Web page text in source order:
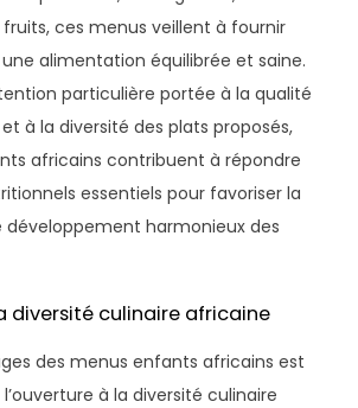
ces menus veillent à fournir
alimentation équilibrée et saine.
particulière portée à la qualité
à la diversité des plats proposés,
africains contribuent à répondre
essentiels pour favoriser la
développement harmonieux des
diversité culinaire africaine
des menus enfants africains est
à la diversité culinaire